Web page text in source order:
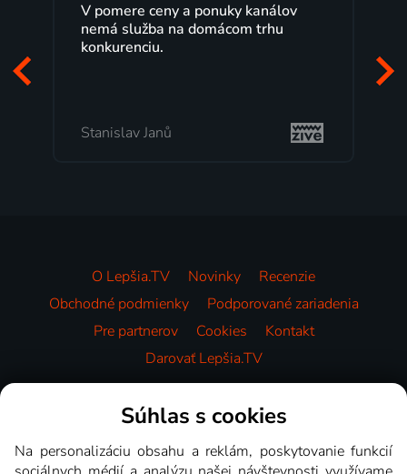
V pomere ceny a ponuky kanálov
nemá služba na domácom trhu
konkurenciu.
Stanislav Janů
O Lepšia.TV Novinky
Recenzie
Obchodné podmienky
Podporované zariadenia
Pre partnerov
Cookies
Kontakt
Darovať Lepšia.TV
Videotéka
Súhlas s cookies
Na personalizáciu obsahu a reklám, poskytovanie funkcií